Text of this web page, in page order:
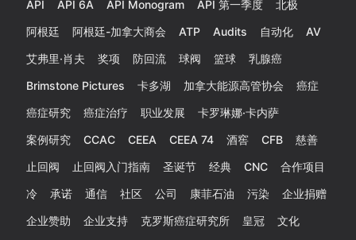
API
API 6A API Monogram API 第一季度
北极
阿根廷
阿根廷-加拿大商会 ATP Audits 自动化
AV
艾弗里·肖夫
奖项 防回流 球阀 篮球
乳腺癌
Brimstone Pictures
卡多湖 加拿大能源高管协会
癌症
癌症研究
癌症治疗 职业发展
卡罗琳娜·卡内萨
案例研究
CCAC CEEA CEEA 74 酒窖 CFB
慈善
止回阀
止回阀入门指南 圣诞节 经典 CNC
合作项目
冷
承诺 通信 社区 公司 康菲石油 污染
企业捐赠
企业赞助
企业支持 克罗斯癌症研究所 皇冠
文化